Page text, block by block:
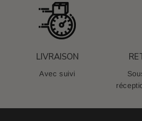
LIVRAISON
Avec suivi